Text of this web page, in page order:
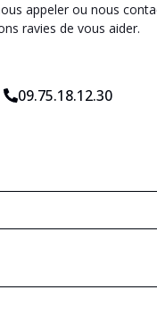
appeler ou nous
ravies de vous aider.
09.75.18.12.30